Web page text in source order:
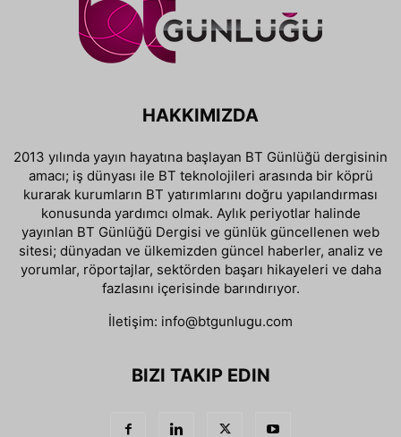
HAKKIMIZDA
2013 yılında yayın hayatına başlayan BT Günlüğü dergisinin
amacı; iş dünyası ile BT teknolojileri arasında bir köprü
kurarak kurumların BT yatırımlarını doğru yapılandırması
konusunda yardımcı olmak. Aylık periyotlar halinde
yayınlan BT Günlüğü Dergisi ve günlük güncellenen web
sitesi; dünyadan ve ülkemizden güncel haberler, analiz ve
yorumlar, röportajlar, sektörden başarı hikayeleri ve daha
fazlasını içerisinde barındırıyor.
İletişim: info@btgunlugu.com
BIZI TAKIP EDIN